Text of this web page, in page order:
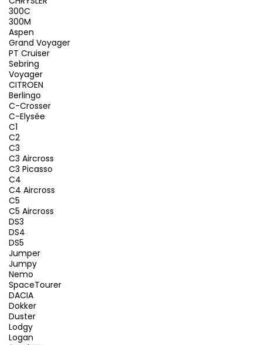
300C
300M
Aspen
Grand Voyager
PT Cruiser
Sebring
Voyager
CITROEN
Berlingo
C-Crosser
C-Elysée
C1
C2
C3
C3 Aircross
C3 Picasso
C4
C4 Aircross
C5
C5 Aircross
DS3
DS4
DS5
Jumper
Jumpy
Nemo
SpaceTourer
DACIA
Dokker
Duster
Lodgy
Logan